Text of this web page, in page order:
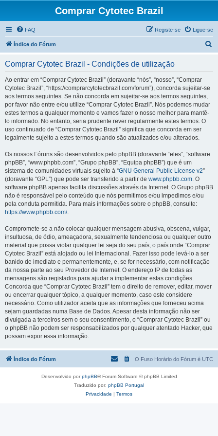
Comprar Cytotec Brazil
FAQ Ligue-se
Registe-se
Índice do Fórum
Comprar Cytotec Brazil - Condições de utilização
Ao entrar em “Comprar Cytotec Brazil” (doravante “nós”, “nosso”, “Comprar
Cytotec Brazil”, “https://comprarcytotecbrazil.com/forum”), concorda sujeitar-se
aos termos seguintes. Se não concorda em sujeitar-se aos termos seguintes,
por favor não entre e/ou utilize “Comprar Cytotec Brazil”. Nós podemos mudar
estes termos a qualquer momento e vamos fazer o nosso melhor para mantê-
lo informado. No entanto, seria prudente rever regularmente estes termos. O
uso continuado de “Comprar Cytotec Brazil” significa que concorda em ser
legalmente sujeito a estes termos quando são atualizados e/ou alterados.
Os nossos Fóruns são desenvolvidos pelo phpBB (doravante “eles”, “software
phpBB”, “www.phpbb.com”, “Grupo phpBB”, “Equipa phpBB”) que é um
sistema de comunidades virtuais sujeito à “GNU General Public License v2”
(doravante “GPL”) que pode ser transferido a partir de www.phpbb.com. O
software phpBB apenas facilita discussões através da Internet. O Grupo phpBB
não é responsável pelo conteúdo que nós permitimos e/ou impedimos e/ou
pela conduta permitida. Para mais informações sobre o phpBB, consulte:
https://www.phpbb.com/.
Compromete-se a não colocar qualquer mensagem abusiva, obscena, vulgar,
insultuosa, de ódio, ameaçadora, sexualmente tendenciosa ou qualquer outro
material que possa violar qualquer lei seja do seu país, o país onde “Comprar
Cytotec Brazil” está alojado ou lei Internacional. Fazer isso pode levá-lo a ser
banido de imediato e permanentemente, e, se for necessário, com notificação
da nossa parte ao seu Provedor de Internet. O endereço IP de todas as
mensagens são registados para ajudar a implementar estas condições.
Concorda que “Comprar Cytotec Brazil” tem o direito de remover, editar, mover
ou encerrar qualquer tópico, a qualquer momento, caso este considere
necessário. Como utilizador aceita que as informações que forneceu acima
sejam guardadas numa Base de Dados. Apesar desta informação não ser
divulgada a terceiros sem o seu consentimento, o “Comprar Cytotec Brazil” ou
o phpBB não podem ser responsabilizados por qualquer atentado Hacker, que
possam expor essa informação.
Índice do Fórum O Fuso Horário do Fórum é UTC
Desenvolvido porphpBB® Forum Software © phpBB Limited
Traduzido por: phpBB Portugal
Privacidade | Termos